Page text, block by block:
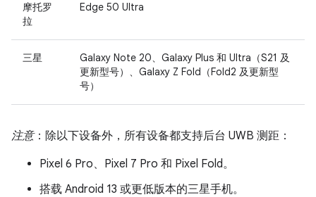
摩托罗
拉
Edge 50 Ultra
三星
Galaxy Note 20、Galaxy Plus 和 Ultra（S21 及
更新型号）、Galaxy Z Fold（Fold2 及更新型
号）
注意：除以下设备外，所有设备都支持后台 UWB 测距：
Pixel 6 Pro、Pixel 7 Pro 和 Pixel Fold。
搭载 Android 13 或更低版本的三星手机。